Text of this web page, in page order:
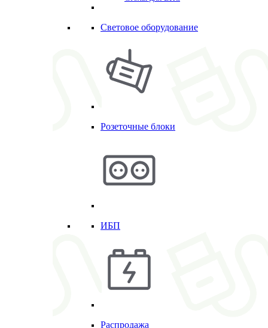
Световое оборудование
Розеточные блоки
ИБП
Распродажа